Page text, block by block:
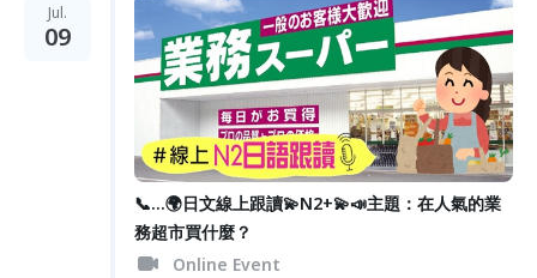
Jul.
09
📞...🌍日文線上跟讀💫N2+💫📣主題：在人氣的業
務超市買什麼？
Online Event